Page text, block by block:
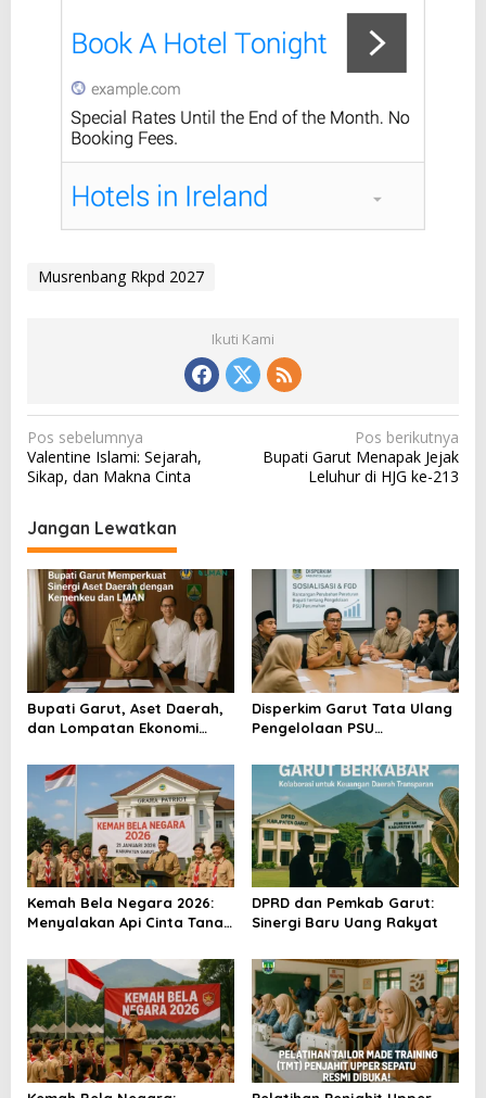
Musrenbang Rkpd 2027
Ikuti Kami
N
a
i
g
a
s
i
p
o
s
Pos sebelumnya
Valentine Islami: Sejarah,
Sikap, dan Makna Cinta
Pos berikutnya
Bupati Garut Menapak Jejak
Leluhur di HJG ke-213
Jangan Lewatkan
Bupati Garut, Aset Daerah,
dan Lompatan Ekonomi
Disperkim Garut Tata Ulang
Pengelolaan PSU
Kemah Bela Negara 2026:
Menyalakan Api Cinta Tanah
DPRD dan Pemkab Garut:
Sinergi Baru Uang Rakyat